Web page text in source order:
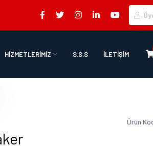
HİZMETLERİMİZ S.S.S İLETİŞİM
Ürün